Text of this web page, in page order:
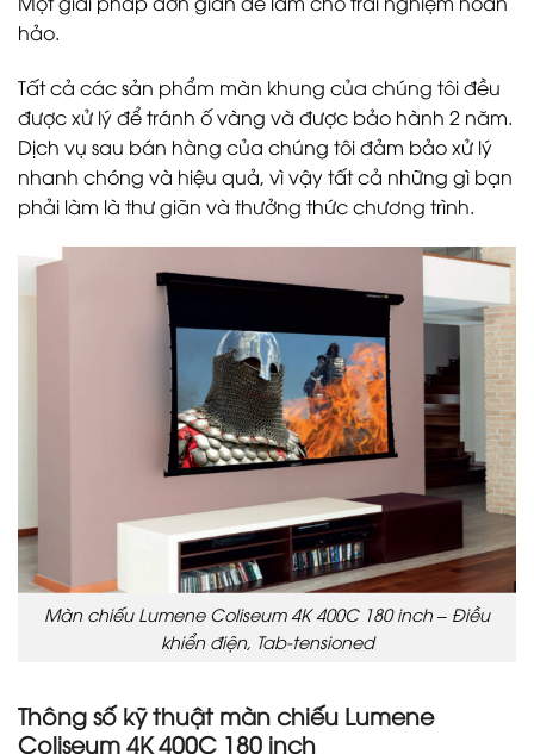
hảo.
Tất cả các sản phẩm màn khung của chúng tôi đều
được xử lý để tránh ố vàng và được bảo hành 2 năm.
Dịch vụ sau bán hàng của chúng tôi đảm bảo xử lý
nhanh chóng và hiệu quả, vì vậy tất cả những gì bạn
phải làm là thư giãn và thưởng thức chương trình.
Màn chiếu Lumene Coliseum 4K 400C 180 inch – Điều
khiển điện, Tab-tensioned
Thông số kỹ thuật màn chiếu Lumene
Coliseum 4K 400C 180 inch